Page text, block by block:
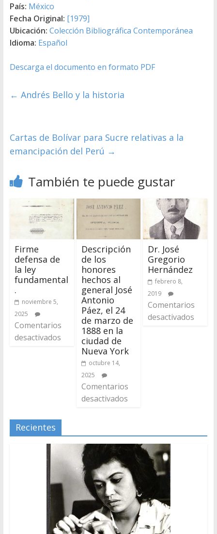
País: México
Fecha Original: [1979]
Ubicación: Colección Bibliográfica Contemporánea
Idioma: Español
Descarga el documento en formato PDF
← Andrés Bello y la historia
Cartas de Bolívar para Sucre relativas a la
emancipación del Perú →
También te puede gustar
Firme
defensa de
la ley
fundamental
.
noviembre 5,
2025
Comentarios
desactivados
Descripción
de los
honores
hechos al
general José
Antonio
Páez, el 24
de marzo de
1888 en la
ciudad de
Nueva York
octubre 14,
2025
Comentarios
desactivados
Dr. José
Gregorio
Hernández
febrero 8,
2019
Comentarios
desactivados
Recientes